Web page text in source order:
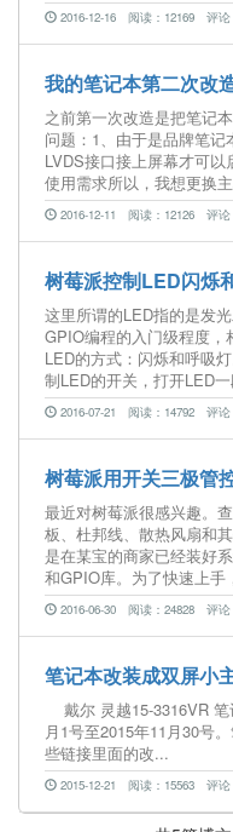
2016-12-16 阅读：12169 评论
我的笔记本第二次改
之前第一次改造是把笔记
问题：1、由于是品牌笔
LVDS接口接上屏幕才可
使用需求所以，我想更换
2016-12-11 阅读：12126 评论
树莓派控制LED闪烁
这里所谓的LED指的是发
GPIO编程的入门级程度，
LED的方式：闪烁和呼吸
制LED的开关，打开LED
2016-07-21 阅读：14792 评论
树莓派用开关三极管
最近对树莓派很感兴趣。
板、杜邦线、散热风扇和
是在某宝的商家已经装好
和GPIO库。为了快速上手
2016-06-30 阅读：24828 评论
笔记本改装成双屏小
戴尔 灵越15-3316VR 笔
月1号至2015年11月30号
些链接里面的改...
2015-12-21 阅读：15563 评论